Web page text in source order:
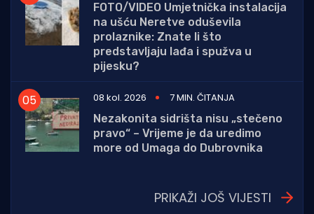
FOTO/VIDEO Umjetnička instalacija
na ušću Neretve oduševila
prolaznike: Znate li što
predstavljaju lađa i spužva u
pijesku?
08 kol. 2026
7 MIN. ČITANJA
Nezakonita sidrišta nisu „stečeno
pravo“ – Vrijeme je da uredimo
more od Umaga do Dubrovnika
PRIKAŽI JOŠ VIJESTI